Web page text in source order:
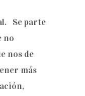
Se parte
no
nos de
más